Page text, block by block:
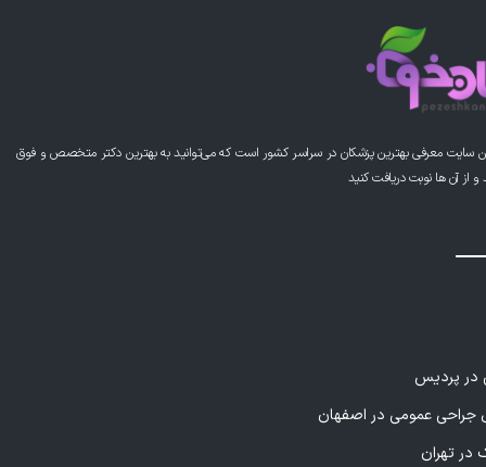
سایت معرفی بهترین پزشکان در سراسر کشور است که می‌توانید به بهترین دکتر متخصص و فوق
آن ها نوبت دریافت کنید
در پردیس
عمومی در اصفهان
در تهران